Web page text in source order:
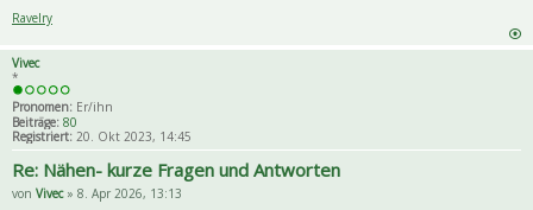
Ravelry
Vivec
*
Pronomen: Er/ihn
Beiträge: 80
Registriert: 20. Okt 2023, 14:45
Re: Nähen- kurze Fragen und Antworten
von Vivec» 8. Apr 2026, 13:13